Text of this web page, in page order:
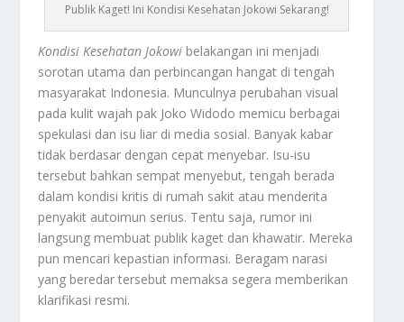
Publik Kaget! Ini Kondisi Kesehatan Jokowi Sekarang!
Kondisi Kesehatan Jokowi belakangan ini menjadi
sorotan utama dan perbincangan hangat di tengah
masyarakat Indonesia. Munculnya perubahan visual
pada kulit wajah pak Joko Widodo memicu berbagai
spekulasi dan isu liar di media sosial. Banyak kabar
tidak berdasar dengan cepat menyebar. Isu-isu
tersebut bahkan sempat menyebut, tengah berada
dalam kondisi kritis di rumah sakit atau menderita
penyakit autoimun serius. Tentu saja, rumor ini
langsung membuat publik kaget dan khawatir. Mereka
pun mencari kepastian informasi. Beragam narasi
yang beredar tersebut memaksa segera memberikan
klarifikasi resmi.